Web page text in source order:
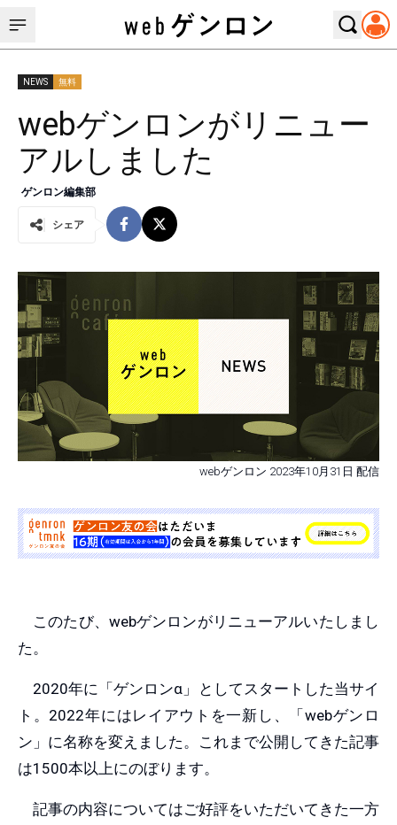
NEWS 無料
webゲンロンがリニュー
アルしました
ゲンロン編集部
シェア
webゲンロン 2023年10月31日 配信
このたび、webゲンロンがリニューアルいたしまし
た。
2020年に「ゲンロンα」としてスタートした当サイ
ト。2022年にはレイアウトを一新し、「webゲンロ
ン」に名称を変えました。これまで公開してきた記事
は1500本以上にのぼります。
記事の内容についてはご好評をいただいてきた一方